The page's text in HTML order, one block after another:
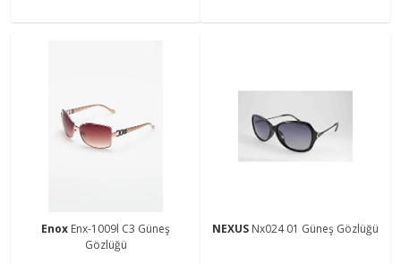
Enox Enx-1009l C3 Güneş
Gözlüğü
NEXUS Nx024 01 Güneş Gözlüğü